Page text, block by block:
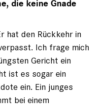
die keine Gnade
hat den Rückkehr in
Ich frage mich
Gericht ein
ist es sogar ein
ein. Ein junges
bei einem